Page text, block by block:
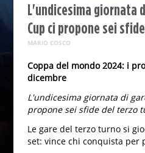
L'undicesima giornata
Cup ci propone sei
MARIO COSCO
Coppa del mondo 2024: i
dicembre
L'undicesima giornata di
propone sei sfide del terzo
Le gare del terzo turno si
set: vince chi conquista per